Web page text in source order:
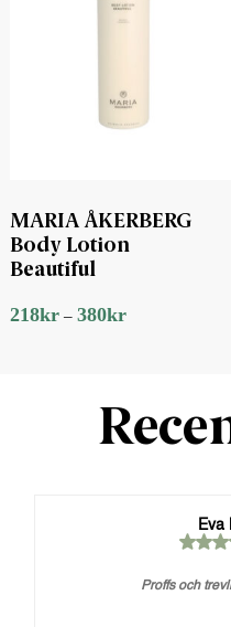
MARIA ÅKERBERG
Body Lotion
Beautiful
218kr– 380kr
Eva
Proffs och